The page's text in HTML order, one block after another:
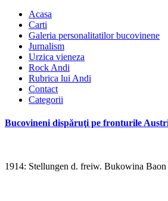
Acasa
Carti
Galeria personalitatilor bucovinene
Jurnalism
Urzica vieneza
Rock Andi
Rubrica lui Andi
Contact
Categorii
Bucovineni dispăruţi pe fronturile
1914: Stellungen d. freiw. Bukowina Baon